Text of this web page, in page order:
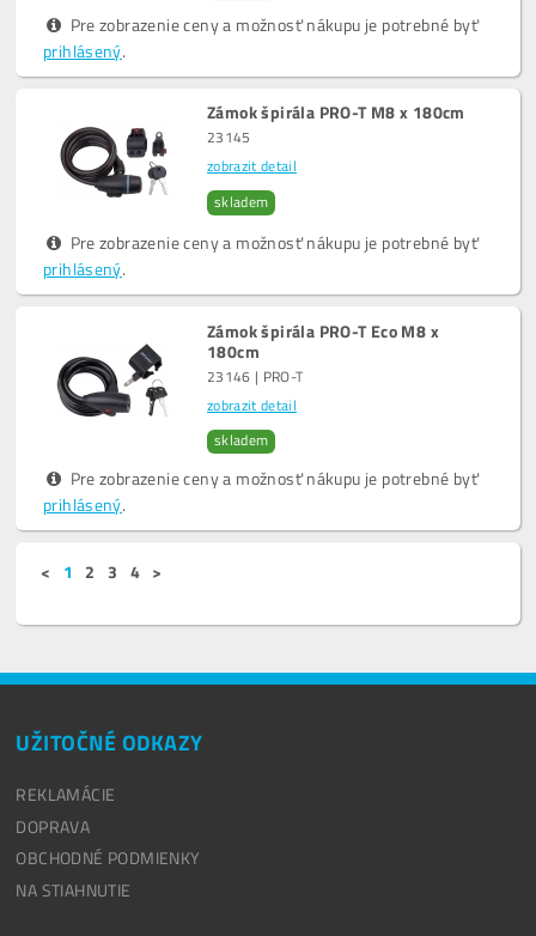
Pre zobrazenie ceny a možnosť nákupu je potrebné byť
prihlásený.
Zámok špirála PRO-T M8 x 180cm
23145
zobrazit detail
skladem
Pre zobrazenie ceny a možnosť nákupu je potrebné byť
prihlásený.
Zámok špirála PRO-T Eco M8 x
180cm
23146 | PRO-T
zobrazit detail
skladem
Pre zobrazenie ceny a možnosť nákupu je potrebné byť
prihlásený.
< 1 2 3 4 >
UŽITOČNÉ ODKAZY
REKLAMÁCIE
DOPRAVA
OBCHODNÉ PODMIENKY
NA STIAHNUTIE